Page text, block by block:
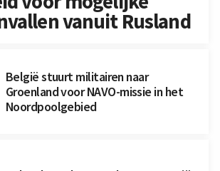
vanuit Rusland
België stuurt militairen naar
Groenland voor NAVO-missie in het
Noordpoolgebied